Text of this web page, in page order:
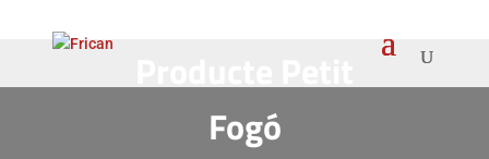
Fogó